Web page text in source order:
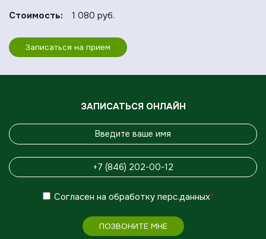
Стоимость: 1 080 руб.
Записаться на прием
ЗАПИСАТЬСЯ ОНЛАЙН
Согласен на обработку перс.данных*
ПОЗВОНИТЕ МНЕ